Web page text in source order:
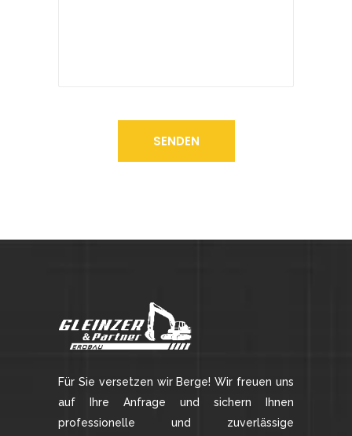
Für Sie versetzen wir Berge! Wir freuen uns
auf Ihre Anfrage und sichern Ihnen
professionelle und zuverlässige